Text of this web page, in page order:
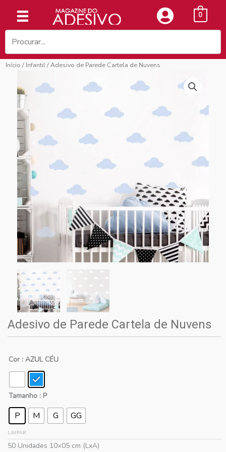
conteúdo
0
Início / Infantil/ Adesivo de Parede Cartela de Nuvens
Adesivo de Parede Cartela de Nuvens
Cor : AZUL CÉU
Tamanho : P
P M G GG
LIMPAR
50 Unidades 10×05 cm (LxA)